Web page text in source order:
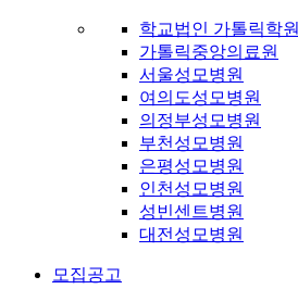
학교법인 가톨릭학원
가톨릭중앙의료원
서울성모병원
여의도성모병원
의정부성모병원
부천성모병원
은평성모병원
인천성모병원
성빈센트병원
대전성모병원
모집공고